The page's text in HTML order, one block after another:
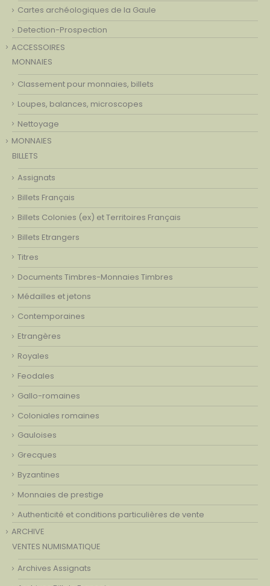
Cartes archéologiques de la Gaule
Detection-Prospection
ACCESSOIRES
MONNAIES
Classement pour monnaies, billets
Loupes, balances, microscopes
Nettoyage
MONNAIES
BILLETS
Assignats
Billets Français
Billets Colonies (ex) et Territoires Français
Billets Etrangers
Titres
Documents Timbres-Monnaies Timbres
Médailles et jetons
Contemporaines
Etrangères
Royales
Feodales
Gallo-romaines
Coloniales romaines
Gauloises
Grecques
Byzantines
Monnaies de prestige
Authenticité et conditions particulières de vente
ARCHIVE
VENTES NUMISMATIQUE
Archives Assignats